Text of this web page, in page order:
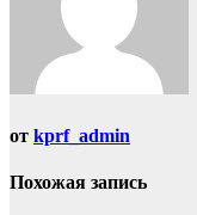
от kprf_admin
Похожая запись